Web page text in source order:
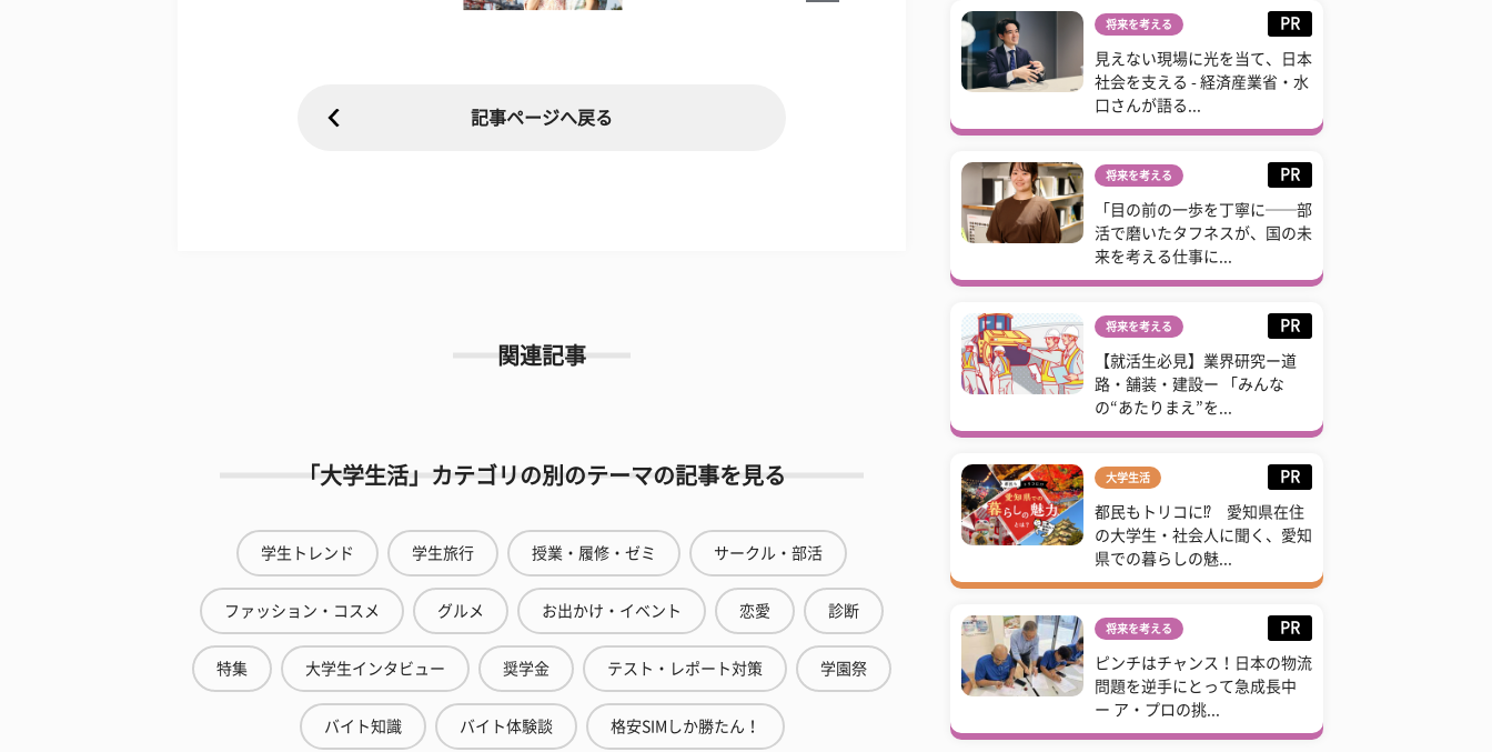
記事ページへ戻る
関連記事
「大学生活」カテゴリの別のテーマの記事を見る
学生トレンド 学生旅行 授業・履修・ゼミ サークル・部活
ファッション・コスメ グルメ お出かけ・イベント 恋愛 診断
特集 大学生インタビュー 奨学金 テスト・レポート対策 学園祭
バイト知識 バイト体験談 格安SIMしか勝たん！
将来を考える PR
見えない現場に光を当て、日本
社会を支える - 経済産業省・水
口さんが語る...
将来を考える PR
「目の前の一歩を丁寧に──部
活で磨いたタフネスが、国の未
来を考える仕事に...
将来を考える PR
【就活生必見】業界研究ー道
路・舗装・建設ー 「みんな
の“あたりまえ”を...
大学生活 PR
都民もトリコに⁉ 愛知県在住
の大学生・社会人に聞く、愛知
県での暮らしの魅...
将来を考える PR
ピンチはチャンス！日本の物流
問題を逆手にとって急成長中
ー ア・プロの挑...